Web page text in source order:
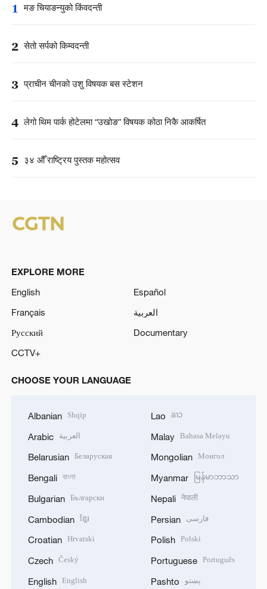
1 मङ चियाङन्युको किंवदन्ती
2 सेतो सर्पको किम्वदन्ती
3 प्राचीन चीनको उशु विषयक बस स्टेशन
4 लेगो थिम पार्क होटेलमा “उखोङ” विषयक कोठा निकै आकर्षित
5 ३४ औँ राष्ट्रिय पुस्तक महोत्सव
EXPLORE MORE
English
Español
Français
العربية
Русский
Documentary
CCTV+
CHOOSE YOUR LANGUAGE
Albanian Shqip
Arabic العربية
Belarusian Беларуская
Bengali বাংলা
Bulgarian Български
Cambodian ខ្មែរ
Croatian Hrvatski
Czech Český
English English
Lao ລາວ
Malay Bahasa Melayu
Mongolian Монгол
Myanmar မြန်မာဘာသာ
Nepali नेपाली
Persian فارسی
Polish Polski
Portuguese Português
Pashto پښتو